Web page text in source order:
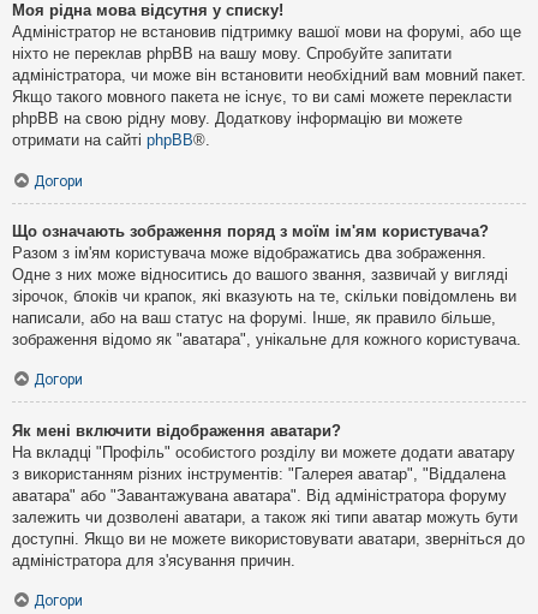
Моя рідна мова відсутня у списку!
Адміністратор не встановив підтримку вашої мови на форумі, або ще
ніхто не переклав phpBB на вашу мову. Спробуйте запитати
адміністратора, чи може він встановити необхідний вам мовний пакет.
Якщо такого мовного пакета не існує, то ви самі можете перекласти
phpBB на свою рідну мову. Додаткову інформацію ви можете
отримати на сайті phpBB®.
Догори
Що означають зображення поряд з моїм ім'ям користувача?
Разом з ім'ям користувача може відображатись два зображення.
Одне з них може відноситись до вашого звання, зазвичай у вигляді
зірочок, блоків чи крапок, які вказують на те, скільки повідомлень ви
написали, або на ваш статус на форумі. Інше, як правило більше,
зображення відомо як "аватара", унікальне для кожного користувача.
Догори
Як мені включити відображення аватари?
На вкладці "Профіль" особистого розділу ви можете додати аватару
з використанням різних інструментів: "Галерея аватар", "Віддалена
аватара" або "Завантажувана аватара". Від адміністратора форуму
залежить чи дозволені аватари, а також які типи аватар можуть бути
доступні. Якщо ви не можете використовувати аватари, зверніться до
адміністратора для з'ясування причин.
Догори